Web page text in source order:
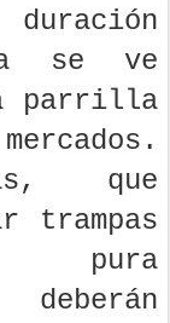
se ve
parrilla
que
trampas
pura